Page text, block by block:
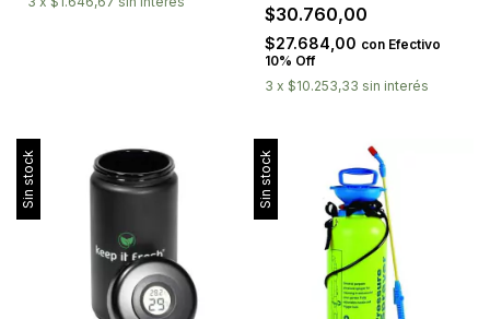
$30.760,00
$27.684,00 con Efectivo
10% Off
3 x $10.253,33 sin interés
Sin stock Sin stock